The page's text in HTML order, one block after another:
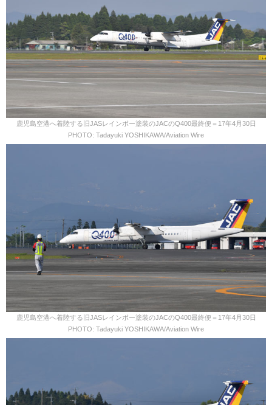
鹿児島空港へ着陸する旧JASレインボー塗装のJACのQ400最終便＝17年4月30日
PHOTO: Tadayuki YOSHIKAWA/Aviation Wire
鹿児島空港へ着陸する旧JASレインボー塗装のJACのQ400最終便＝17年4月30日
PHOTO: Tadayuki YOSHIKAWA/Aviation Wire